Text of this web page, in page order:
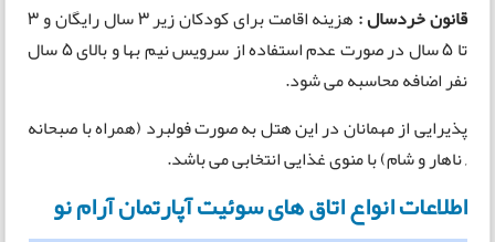
قانون خردسال :
هزینه اقامت برای کودکان زیر 3 سال رایگان و 3
تا 5 سال در صورت عدم استفاده از سرویس نیم بها و بالای 5 سال
نفر اضافه محاسبه می شود.
پذیرایی از مهمانان در این هتل به صورت فولبرد (همراه با صبحانه
, ناهار و شام) با منوی غذایی انتخابی می باشد.
اطلاعات انواع اتاق های سوئیت آپارتمان آرام نو